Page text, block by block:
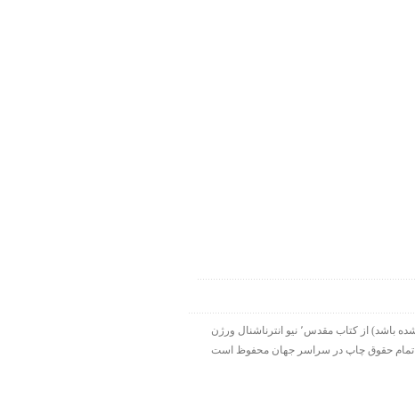
۱۹۹۸-۲۰۱۵ شرکت الحاقی هارت لایت. ورس آو ذ دی دات کام بخشی از هارت لایت نت ورک است. تمام نقل قولها ( مگر اینکه قید شده باشد) از کتاب مقدس٬ نیو انترناشنال ورژن